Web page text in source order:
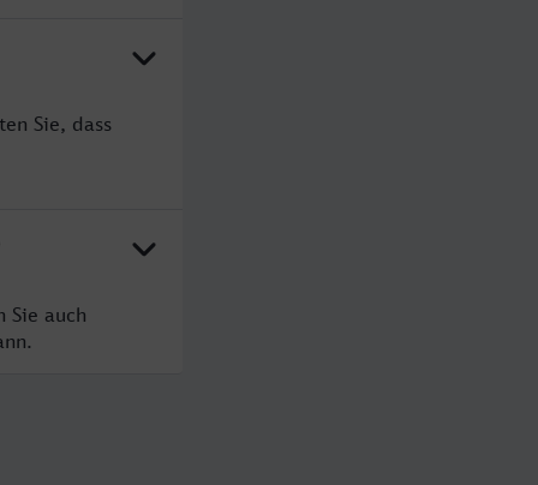
Sie, dass
Sie auch